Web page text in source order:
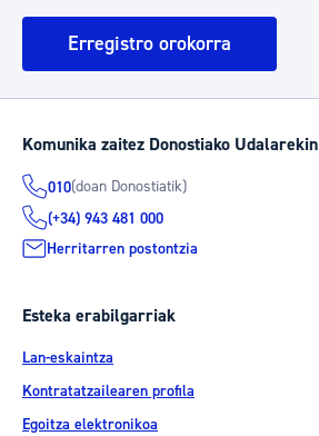
Erregistro orokorra
Komunika zaitez Donostiako Udalarekin
010(doan Donostiatik)
(+34) 943 481 000
Herritarren postontzia
Esteka erabilgarriak
Lan-eskaintza
Kontratatzailearen profila
Egoitza elektronikoa